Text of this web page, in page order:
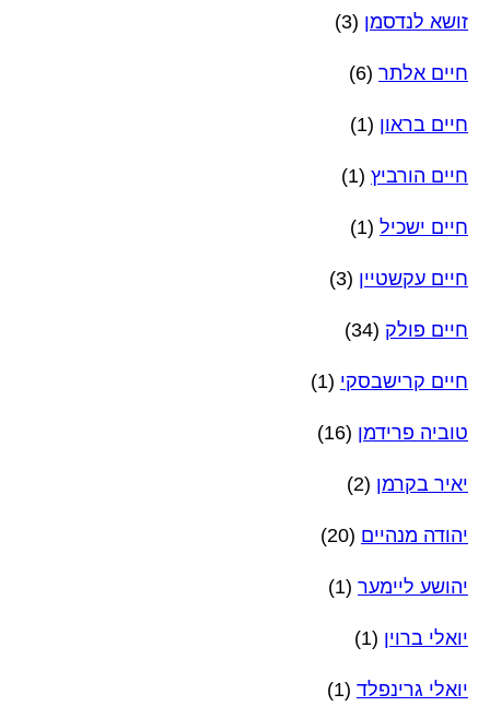
זושא לנדסמן (3)
חיים אלתר (6)
חיים בראון (1)
חיים הורביץ (1)
חיים ישכיל (1)
חיים עקשטיין (3)
חיים פולק (34)
חיים קרישבסקי (1)
טוביה פרידמן (16)
יאיר בקרמן (2)
יהודה מנהיים (20)
יהושע ליימער (1)
יואלי ברוין (1)
יואלי גרינפלד (1)